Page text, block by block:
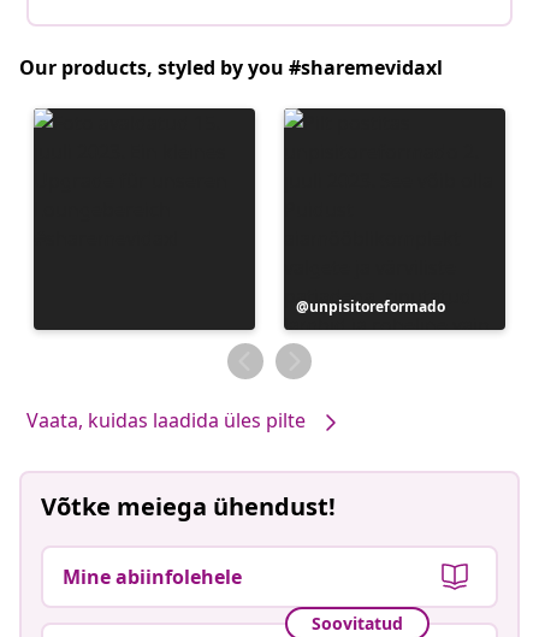
Our products, styled by you #sharemevidaxl
Postitus
avaldatud
unpisitoreformado
Vaata, kuidas laadida üles pilte
Võtke meiega ühendust!
Mine abiinfolehele
Soovitatud